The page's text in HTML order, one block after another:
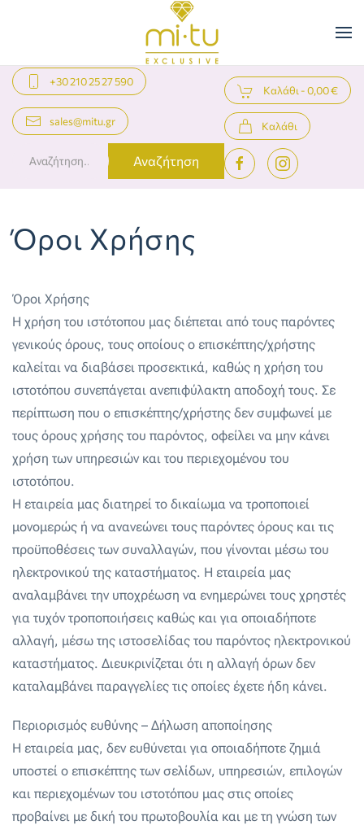
Skip to main content
+30 210 25 27 590
sales@mitu.gr
Αναζήτηση
Καλάθι -0,00 €
Καλάθι
Όροι Χρήσης
Όροι Χρήσης
Η χρήση του ιστότοπου μας διέπεται από τους παρόντες
γενικούς όρους, τους οποίους ο επισκέπτης/χρήστης
καλείται να διαβάσει προσεκτικά, καθώς η χρήση του
ιστοτόπου συνεπάγεται ανεπιφύλακτη αποδοχή τους. Σε
περίπτωση που ο επισκέπτης/χρήστης δεν συμφωνεί με
τους όρους χρήσης του παρόντος, οφείλει να μην κάνει
χρήση των υπηρεσιών και του περιεχομένου του
ιστοτόπου.
Η εταιρεία μας διατηρεί το δικαίωμα να τροποποιεί
μονομερώς ή να ανανεώνει τους παρόντες όρους και τις
προϋποθέσεις των συναλλαγών, που γίνονται μέσω του
ηλεκτρονικού της καταστήματος. Η εταιρεία μας
αναλαμβάνει την υποχρέωση να ενημερώνει τους χρηστές
για τυχόν τροποποιήσεις καθώς και για οποιαδήποτε
αλλαγή, μέσω της ιστοσελίδας του παρόντος ηλεκτρονικού
καταστήματος. Διευκρινίζεται ότι η αλλαγή όρων δεν
καταλαμβάνει παραγγελίες τις οποίες έχετε ήδη κάνει.
Περιορισμός ευθύνης – Δήλωση αποποίησης
Η εταιρεία μας, δεν ευθύνεται για οποιαδήποτε ζημιά
υποστεί ο επισκέπτης των σελίδων, υπηρεσιών, επιλογών
και περιεχομένων του ιστοτόπου μας στις οποίες
προβαίνει με δική του πρωτοβουλία και με τη γνώση των